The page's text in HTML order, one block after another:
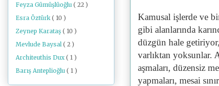
Kamusal işlerde ve
gibi alanlarında
düzgün hale
varlıktan yoksunlar.
aşmaları, düzensiz
yapmaları, mesai
Feyza Gümüşlüoğlu ( 22 )
Esra Öztürk ( 10 )
Zeynep Karataş ( 10 )
Mevlude Baysal ( 2 )
Architeuthis Dux ( 1 )
Barış Anteplioğlu ( 1 )